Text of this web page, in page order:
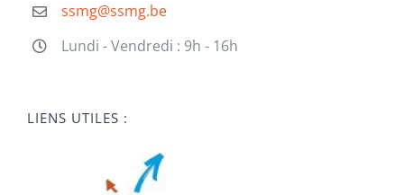
ssmg@ssmg.be
Lundi - Vendredi : 9h - 16h
LIENS UTILES :